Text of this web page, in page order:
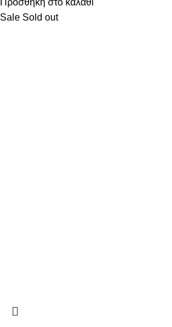
Προσθήκη στο καλάθι
Sale Sold out